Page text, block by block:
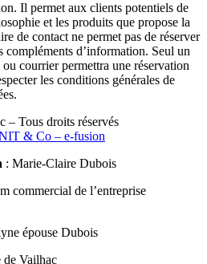
Il permet aux clients potentiels de
et les produits que propose la
de contact ne permet pas de réserver
compléments d’information. Seul un
courrier permettra une réservation
les conditions générales de
– Tous droits réservés
& Co – e-fusion
: Marie-Claire Dubois
commercial de l’entreprise
épouse Dubois
de Vailhac